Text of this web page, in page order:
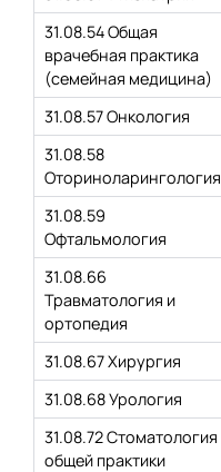
31.08.54 Общая
врачебная практика
(семейная медицина)
31.08.57 Онкология
31.08.58
Оториноларингология
31.08.59
Офтальмология
31.08.66
Травматология и
ортопедия
31.08.67 Хирургия
31.08.68 Урология
31.08.72 Стоматология
общей практики